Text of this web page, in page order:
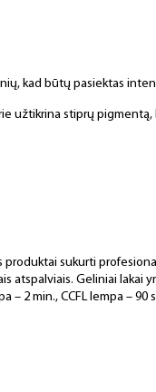
kad būtų pasiektas
užtikrina stiprų
produktai sukurti
atspalviais. Geliniai lakai
– 2 min., CCFL lempa – 90